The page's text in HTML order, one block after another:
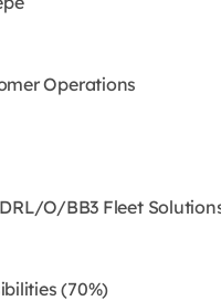
Operations
O/BB3 Fleet
(70%)